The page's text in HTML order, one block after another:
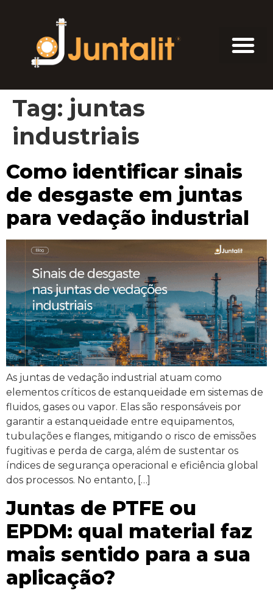
Tag: juntas
industriais
Como identificar sinais
de desgaste em juntas
para vedação industrial
As juntas de vedação industrial atuam como
elementos críticos de estanqueidade em sistemas de
fluidos, gases ou vapor. Elas são responsáveis por
garantir a estanqueidade entre equipamentos,
tubulações e flanges, mitigando o risco de emissões
fugitivas e perda de carga, além de sustentar os
índices de segurança operacional e eficiência global
dos processos. No entanto, […]
Juntas de PTFE ou
EPDM: qual material faz
mais sentido para a sua
aplicação?